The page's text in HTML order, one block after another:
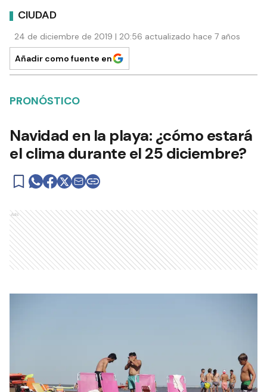
CIUDAD
24 de diciembre de 2019 | 20:56 actualizado hace 7 años
Añadir como fuente en
PRONÓSTICO
Navidad en la playa: ¿cómo estará
el clima durante el 25 diciembre?
Ads